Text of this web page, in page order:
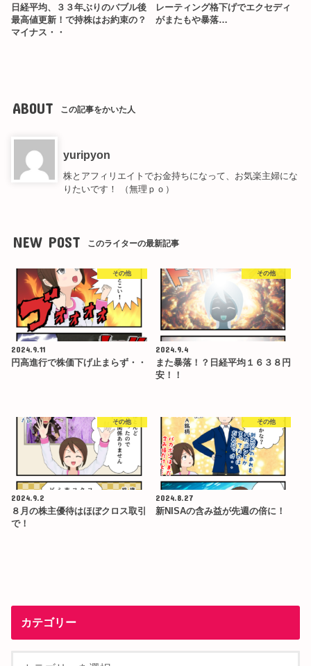
日経平均、３３年ぶりのバブル後
最高値更新！で持株はお約束の？
マイナス・・
レーティング格下げでエクセディ
がまたもや暴落…
ABOUT この記事をかいた人
yuripyon
株とアフィリエイトでお金持ちになって、お気楽主婦にな
りたいです！ （無理ｐｏ）
NEW POST このライターの最新記事
その他
2024.9.11
円高進行で株価下げ止まらず・・
その他
2024.9.4
また暴落！？日経平均１６３８円
安！！
その他
2024.9.2
８月の株主優待はほぼクロス取引
で！
その他
2024.8.27
新NISAの含み益が先週の倍に！
カテゴリー